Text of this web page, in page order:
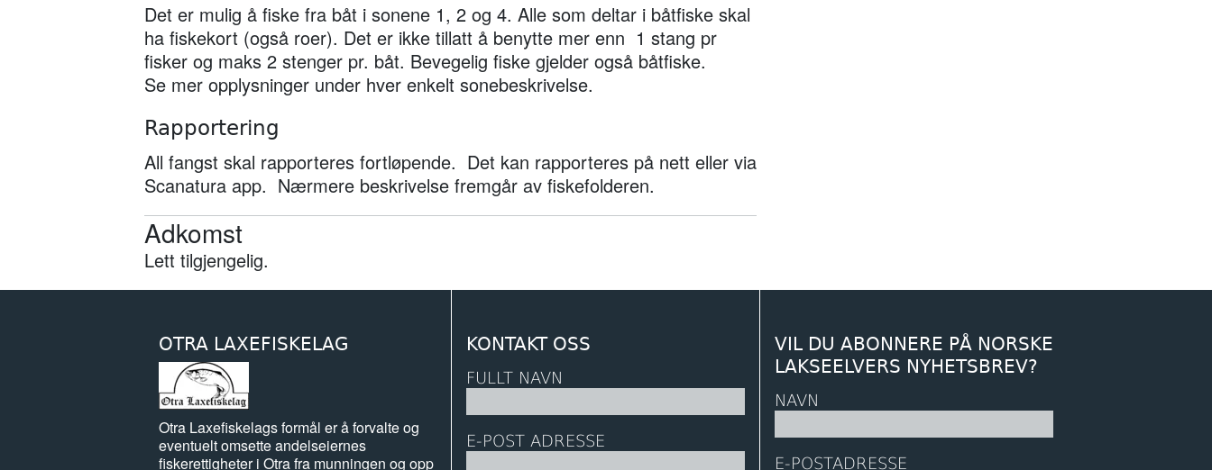
Det er mulig å fiske fra båt i sonene 1, 2 og 4. Alle som deltar i båtfiske skal
ha fiskekort (også roer). Det er ikke tillatt å benytte mer enn 1 stang pr
fisker og maks 2 stenger pr. båt. Bevegelig fiske gjelder også båtfiske.
Se mer opplysninger under hver enkelt sonebeskrivelse.
Rapportering
All fangst skal rapporteres fortløpende. Det kan rapporteres på nett eller via
Scanatura app. Nærmere beskrivelse fremgår av fiskefolderen.
Adkomst
Lett tilgjengelig.
OTRA LAXEFISKELAG
Otra Laxefiskelags formål er å forvalte og
eventuelt omsette andelseiernes
fiskerettigheter i Otra fra munningen og opp
KONTAKT OSS
FULLT NAVN
E-POST ADRESSE
VIL DU ABONNERE PÅ NORSKE
LAKSEELVERS NYHETSBREV?
NAVN
E-POSTADRESSE